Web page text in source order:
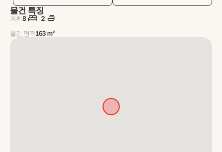
물건 특징
계획8
2
물건 면적163 m²